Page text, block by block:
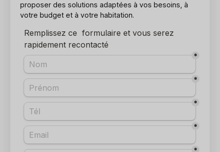
proposer des solutions adaptées à vos besoins, à
votre budget et à votre habitation.